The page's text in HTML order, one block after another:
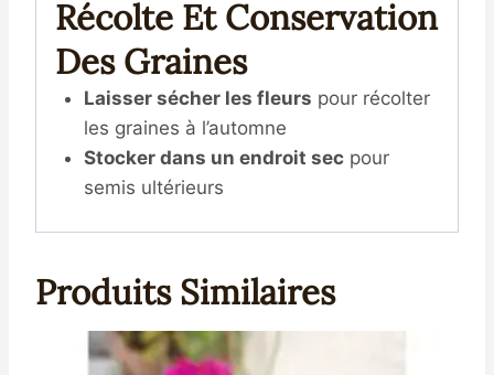
Récolte Et Conservation
Des Graines
Laisser sécher les fleurs pour récolter
les graines à l’automne
Stocker dans un endroit secpour
semis ultérieurs
Produits Similaires